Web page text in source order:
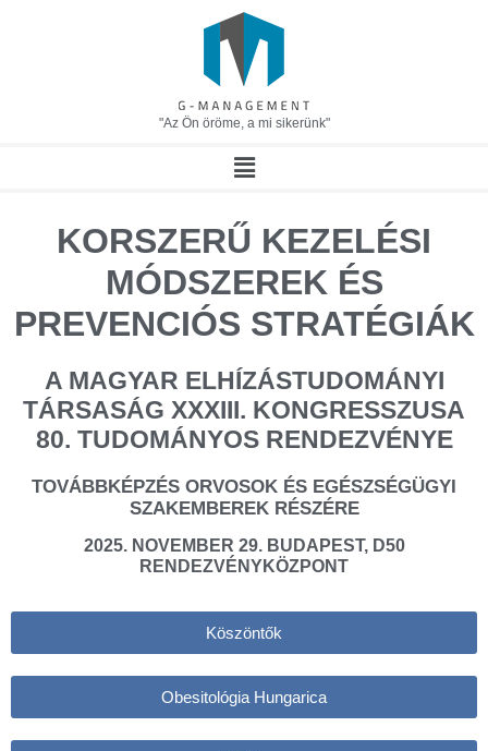
"Az Ön öröme, a mi sikerünk"
KORSZERŰ KEZELÉSI
MÓDSZEREK ÉS
PREVENCIÓS STRATÉGIÁK
A MAGYAR ELHÍZÁSTUDOMÁNYI
TÁRSASÁG XXXIII. KONGRESSZUSA
80. TUDOMÁNYOS RENDEZVÉNYE
TOVÁBBKÉPZÉS ORVOSOK ÉS EGÉSZSÉGÜGYI
SZAKEMBEREK RÉSZÉRE
2025. NOVEMBER 29. BUDAPEST, D50
RENDEZVÉNYKÖZPONT
Köszöntők
Obesitológia Hungarica